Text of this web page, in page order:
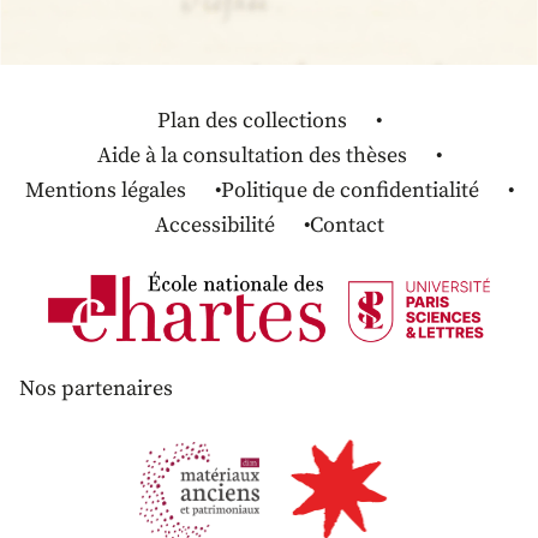
Plan des collections
Aide à la consultation des thèses
Mentions légales
Politique de confidentialité
Accessibilité
Contact
Nos partenaires